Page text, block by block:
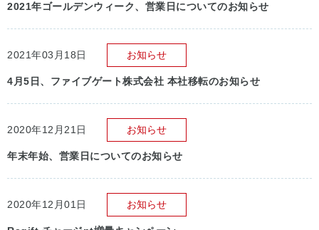
2021年ゴールデンウィーク、営業日についてのお知らせ
2021年03月18日 お知らせ
4月5日、ファイブゲート株式会社 本社移転のお知らせ
2020年12月21日 お知らせ
年末年始、営業日についてのお知らせ
2020年12月01日 お知らせ